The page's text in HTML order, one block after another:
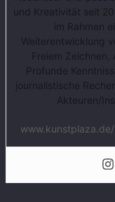
und Kreativität seit
im Rahmen
Weiterentwicklung
Freiem Zeichnen,
Profunde
journalistische
Akteuren/
www.kunstplaza.de/